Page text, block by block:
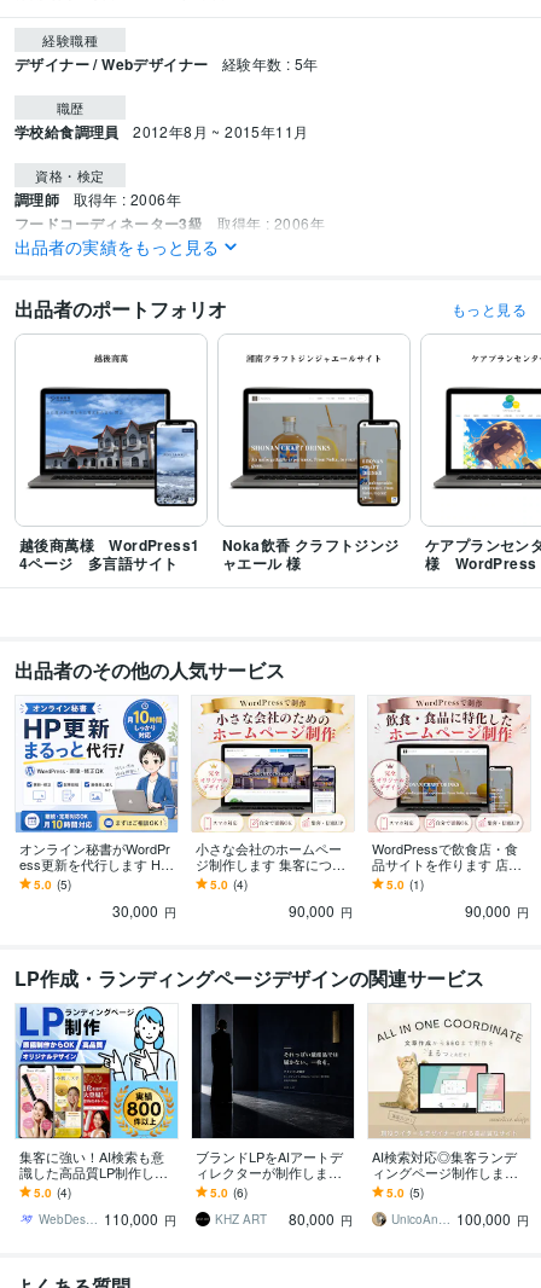
経験職種
デザイナー / Webデザイナー 経験年数 : 5年
職歴
学校給食調理員 2012年8月 ~ 2015年11月
資格・検定
調理師 取得年 : 2006年
フードコーディネーター3級 取得年 : 2006年
ファイナンシャル・プランナー（AFP）
プログラミング言語・フレームワーク
CSS:1年HTML:1年JavaScript:1年PHP:0年
ビジネス・クリエイティブツール
WordPress:6年Excel:6年 Google スプレッドシート:3年
Canva:4年
得意分野
Web制作・HP作成・EC構築 WordPress個人ブログ・お店サイト
作成
飲食 建設 ビジネス 個人 ブログ コーポレートサイト
WordPress
サイト制作
ホームページ
出品者の実績をもっと見る
出品者のポートフォリオ もっと見る
越後商萬様 WordPress1
4ページ 多言語サイト
Noka飲香 クラフトジンジ
ャエール 様
ケアプランセン
様 WordPress
出品者のその他の人気サービス
オンライン秘書がWordPr
ess更新を代行します HP
更新からCanva画像制作
まで月１０時間まとめて
5.0 (5)
30,000 円
小さな会社のホームペー
ジ制作します 集客につな
がる設計でWordPressサ
イトサポートします！
5.0 (4)
90,000 円
WordPressで飲食店・食
品サイトを作ります 店舗
と食材の魅力を活かすホ
ームページ制作
5.0 (1)
90,000 円
LP作成・ランディングページデザインの関連サービス
集客に強い！AI検索も意
識した高品質LP制作しま
す 丸投げOK構成・ライテ
ィング・デザイン・WP構
築まで一貫対応
5.0 (4)
WebDesign研究所 sky 110,000 円
ブランドLPをAIアートデ
ィレクターが制作します
"それっぽい量産品"では届
かない、一枚を
5.0 (6)
KHZ ART
80,000 円
AI検索対応◎集客ランデ
ィングページ制作します
SEO×AI検索対策×刺さる
文章でLPの問い合わせUP
5.0 (5)
UnicoAndCo Design 100,000 円